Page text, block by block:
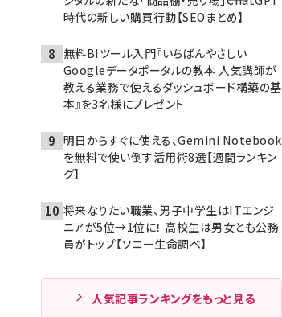
時代の新しい購買行動【SEOまとめ】
無料BIツール入門『いちばんやさしい
Googleデータポータルの教本 人気講師が
教える業務で使えるダッシュボード構築の基
本』を3名様にプレゼント
明日からすぐに使える、Gemini Notebook
を無料で使い倒す活用術8選【週間ランキン
グ】
将来なりたい職業、男子中学生はITエンジ
ニアが5位→1位に！ 高校生は男女とも公務
員がトップ【ソニー生命調べ】
人気記事ランキングをもっと見る